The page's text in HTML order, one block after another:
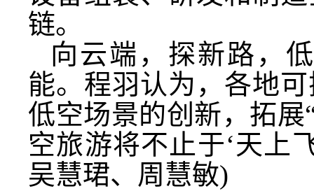
链。
向云端，探新路，
能。程羽认为，各地
低空场景的创新，拓展
空旅游将不止于‘天上
吴慧珺、周慧敏)